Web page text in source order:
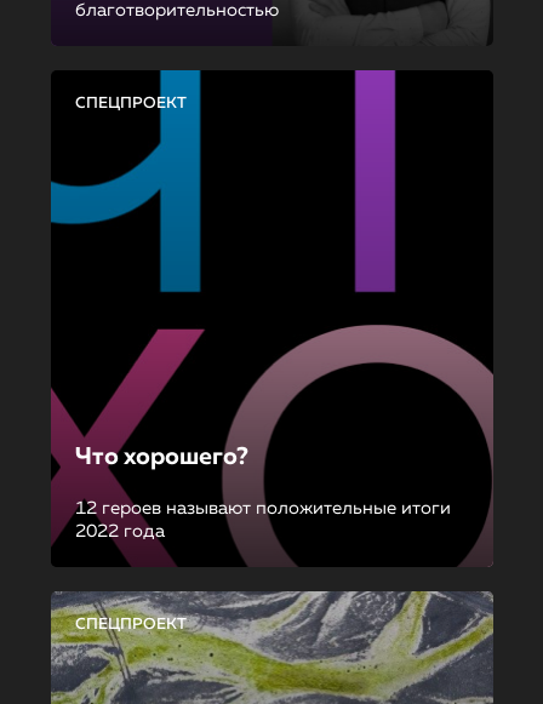
благотворительностью
СПЕЦПРОЕКТ
Что хорошего?
12 героев называют положительные итоги
2022 года
СПЕЦПРОЕКТ